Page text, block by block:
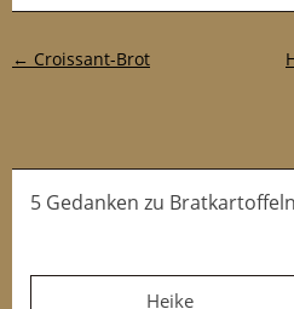
Post-Navigation
← Croissant-Brot
5 Gedanken zu
Heike